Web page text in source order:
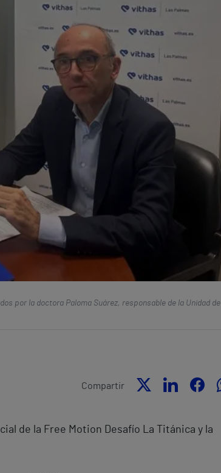
por la doctora Paloma Suárez, responsable de la Unidad de
Compartir
de la Free Motion Desafío La Titánica y la